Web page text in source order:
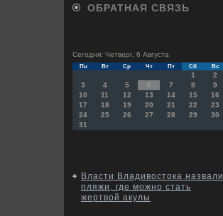
ОБРАТНАЯ СВЯЗЬ
Сегодня: Четверг, 6 Августа
Пн Вт Ср Чт Пт Сб Вс
1
2
3
4 5 6 7 8
9
10
11 12 13 14 15
16
17
18 19 20 21 22
23
24
25 26 27 28 29
30
31
Власти Владивостока назвали
пляжи, где можно стать
жертвой акулы